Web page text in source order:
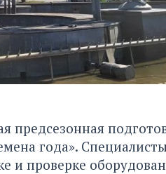
предсезонная
года».
и проверке